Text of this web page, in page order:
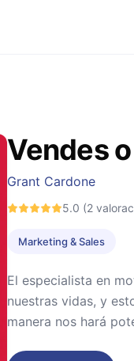
Vendes
Grant Cardone
5.0 (2
Marketing & Sales
El especialista en
nuestras vidas, y
manera nos hará